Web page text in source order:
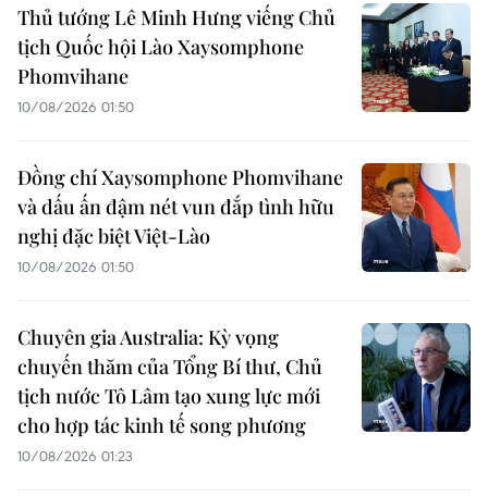
Thủ tướng Lê Minh Hưng viếng Chủ
tịch Quốc hội Lào Xaysomphone
Phomvihane
10/08/2026 01:50
Đồng chí Xaysomphone Phomvihane
và dấu ấn đậm nét vun đắp tình hữu
nghị đặc biệt Việt-Lào
10/08/2026 01:50
Chuyên gia Australia: Kỳ vọng
chuyến thăm của Tổng Bí thư, Chủ
tịch nước Tô Lâm tạo xung lực mới
cho hợp tác kinh tế song phương
10/08/2026 01:23